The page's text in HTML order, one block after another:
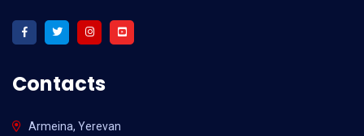
Contacts
Armeina, Yerevan